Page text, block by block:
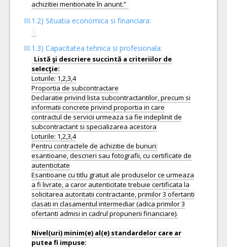
III.1.2) Situatia economica si financiara:
III.1.3) Capacitatea tehnica si profesionala:
Listă şi descriere succintă a criteriilor de
Loturile: 1,2,3,4
Proportia de subcontractare
Declaratie privind lista subcontractantilor, precum si
informatii concrete privind proportia in care
contractul de servicii urmeaza sa fie indeplinit de
subcontractant si specializarea acestora
Loturile: 1,2,3,4
Pentru contractele de achizitie de bunuri:
esantioane, descrieri sau fotografii, cu certificate de
autenticitate
Esantioane cu titlu gratuit ale produselor ce urmeaza
a fi livrate, a caror autenticitate trebuie certificata la
solicitarea autoritatii contractante, primilor 3 ofertanti
clasati in clasamentul intermediar (adica primilor 3
ofertanti admisi in cadrul propunerii financiare).
Nivel(uri) minim(e) al(e) standardelor care ar